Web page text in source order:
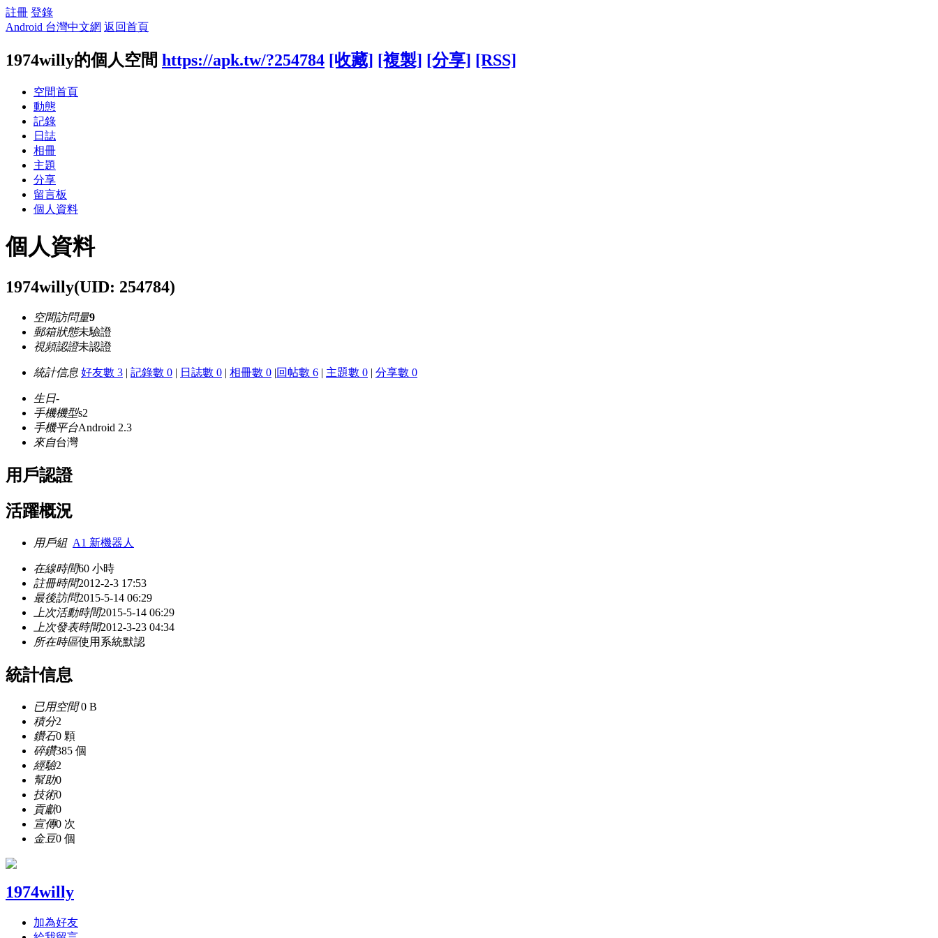
註冊 登錄
Android 台灣中文網 返回首頁
1974willy的個人空間 https://apk.tw/?254784 [收藏] [複製] [分享] [RSS]
空間首頁
動態
記錄
日誌
相冊
主題
分享
留言板
個人資料
個人資料
1974willy(UID: 254784)
空間訪問量9
郵箱狀態未驗證
視頻認證未認證
統計信息 好友數 3 | 記錄數 0 | 日誌數 0 | 相冊數 0 |回帖數 6 | 主題數 0 | 分享數 0
生日-
手機機型s2
手機平台Android 2.3
來自台灣
用戶認證
活躍概況
用戶組 A1 新機器人
在線時間60 小時
註冊時間2012-2-3 17:53
最後訪問2015-5-14 06:29
上次活動時間2015-5-14 06:29
上次發表時間2012-3-23 04:34
所在時區使用系統默認
統計信息
已用空間0 B
積分2
鑽石0 顆
碎鑽385 個
經驗2
幫助0
技術0
貢獻0
宣傳0 次
金豆0 個
1974willy
加為好友